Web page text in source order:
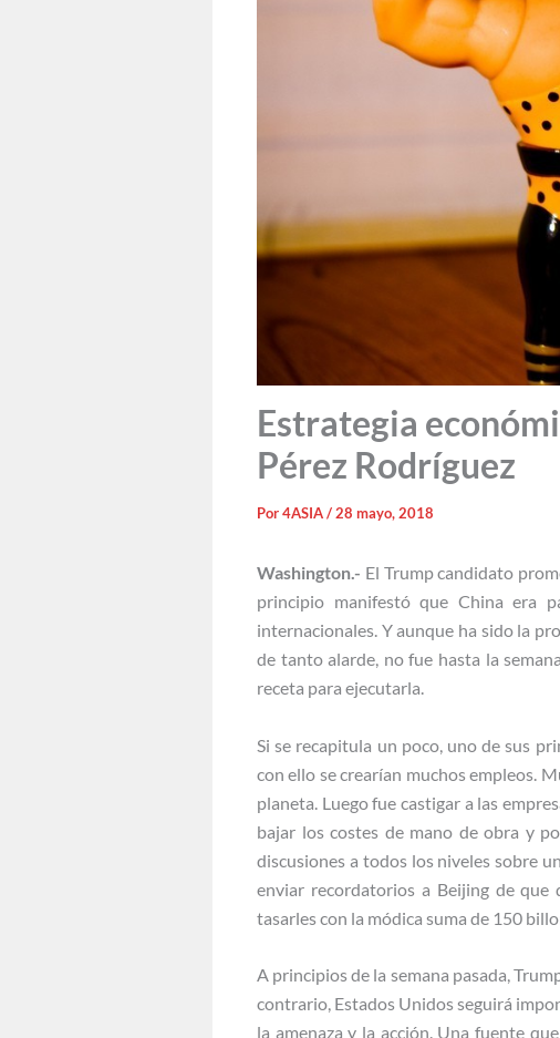
Estrategia
Pérez Rodríguez
Por4ASIA/28 mayo, 2018
Washington.- El Trump candidato
principio manifestó que China era
internacionales. Y aunque ha sido la
de tanto alarde, no fue hasta la
receta para ejecutarla.
Si se recapitula un poco, uno de sus
con ello se crearían muchos empleos.
planeta. Luego fue castigar a las
bajar los costes de mano de obra y
discusiones a todos los niveles sobre
enviar recordatorios a Beijing de que
tasarles con la módica suma de 150
A principios de la semana pasada,
contrario, Estados Unidos seguirá
la amenaza y la acción. Una fuente